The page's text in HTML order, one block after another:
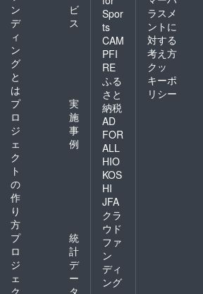
ン
デ
ィ
ン
グ
と
は
ビ
ス
プ
ロ
ジ
ェ
ク
ト
の
作
り
方
実
施
事
例
プ
ロ
ジ
ェ
統
計
デ
ー
Spor
ts
CAM
PFI
RE
ふる
さと
納税
AD
FOR
ALL
HIO
KOS
HI
JFA
クラ
ウド
ファ
ン
ディ
ング
ラスメ
ントに
対する
考え方
クッ
キーポ
リシー